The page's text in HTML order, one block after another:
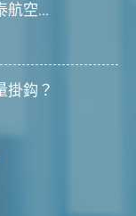
航空...
掛鈎？